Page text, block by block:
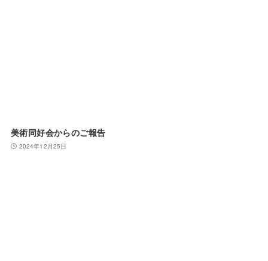
美術同好会からのご報告
2024年12月25日